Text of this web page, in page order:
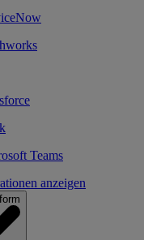
Teams
anzeigen